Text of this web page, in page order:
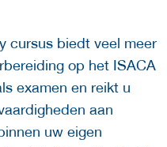
cursus biedt veel meer
op het ISACA
examen en reikt u
aan
uw eigen